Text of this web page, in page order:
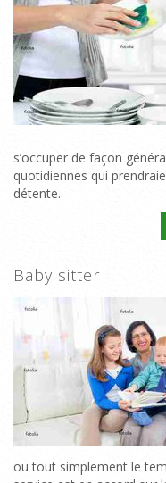
s’occuper de façon
quotidiennes qui
détente.
Baby sitter
ou tout simplement le